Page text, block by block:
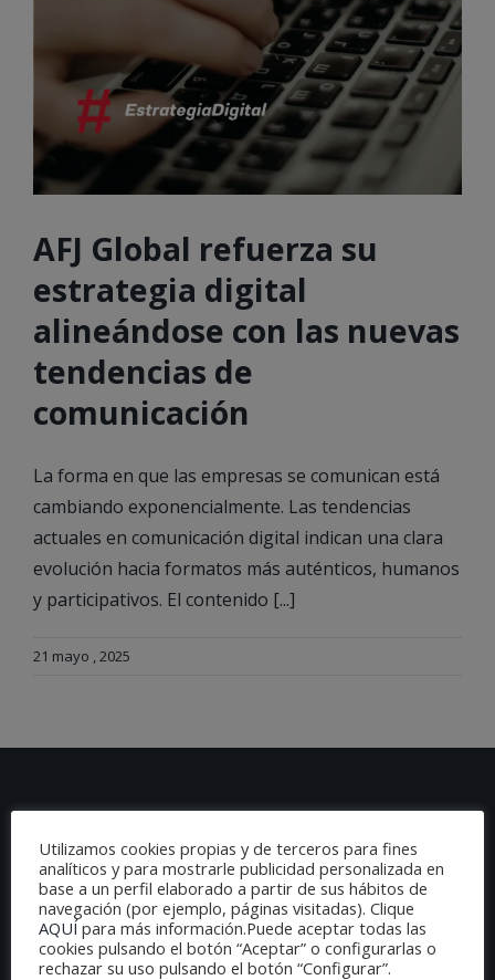
AFJ Global refuerza su
estrategia digital
alineándose con las nuevas
tendencias de
comunicación
La forma en que las empresas se comunican está
cambiando exponencialmente. Las tendencias
actuales en comunicación digital indican una clara
evolución hacia formatos más auténticos, humanos
y participativos. El contenido [...]
21 mayo , 2025
Utilizamos cookies propias y de terceros para fines
analíticos y para mostrarle publicidad personalizada en
base a un perfil elaborado a partir de sus hábitos de
navegación (por ejemplo, páginas visitadas). Clique
AQUÍ para más información.Puede aceptar todas las
cookies pulsando el botón “Aceptar” o configurarlas o
rechazar su uso pulsando el botón “Configurar”.